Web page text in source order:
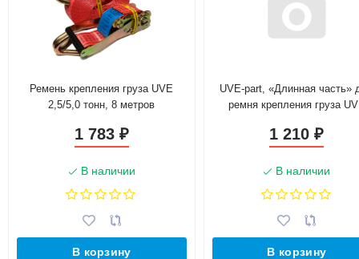
Ремень крепления груза UVE
2,5/5,0 тонн, 8 метров
1 783 ₽
В наличии
В корзину
UVE-part, «Длинная часть»
ремня крепления груза
1 210₽
В наличии
В корзину